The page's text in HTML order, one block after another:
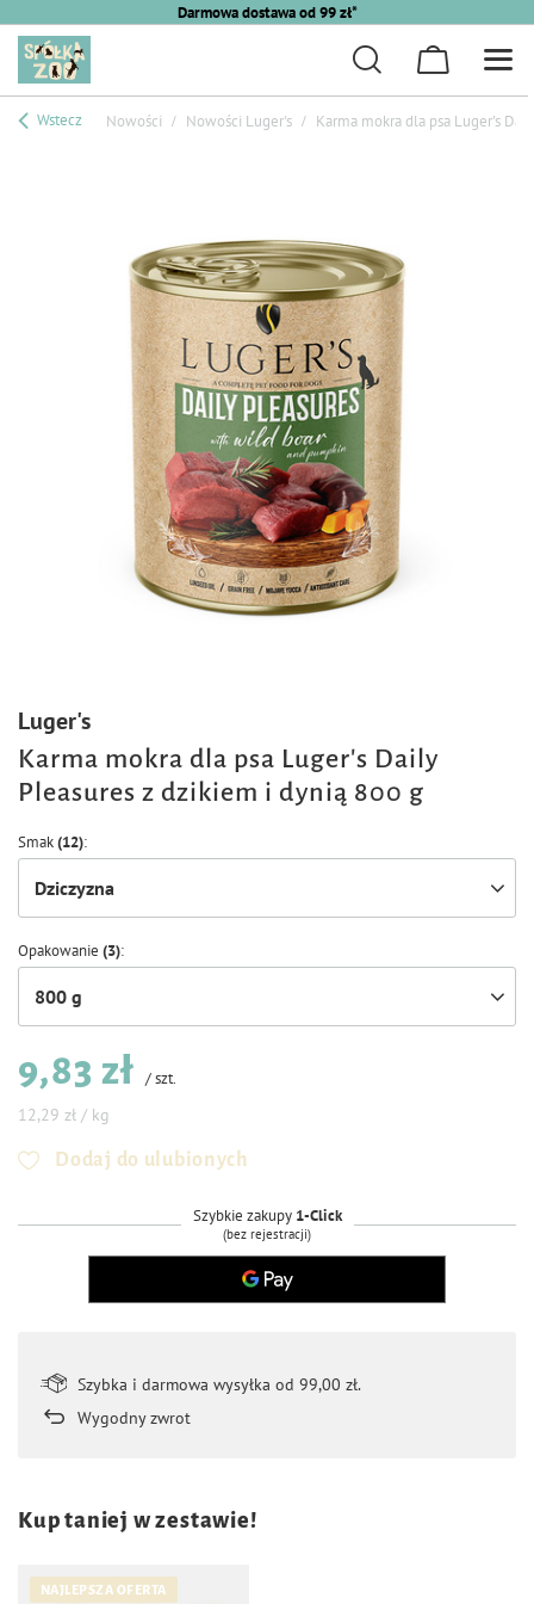
Darmowa dostawa od 99 zł*
Wstecz Nowości Nowości Luger's Karma mokra dla psa Luger's
Luger's
Karma mokra dla psa Luger's Daily
Pleasures z dzikiem i dynią 800 g
Smak(12)
Dziczyzna
Opakowanie (3)
800 g
9,83 zł /szt.
12,29 zł / kg
Dodaj do ulubionych
Szybkie zakupy 1-Click
(bez rejestracji)
Szybka i darmowa wysyłka od 99,00 zł.
Wygodny zwrot
Kup taniej w zestawie!
NAJLEPSZA OFERTA